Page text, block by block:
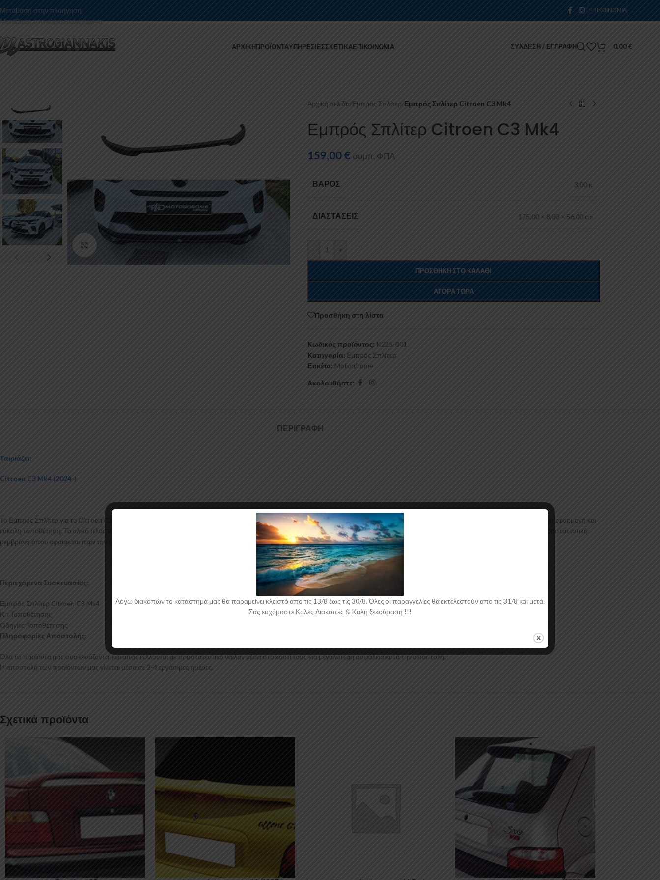
Μετάβαση στην πλοήγηση
Μετάβαση στο κύριο περιεχόμενο
ΕΠΙΚΟΙΝΩΝΊΑ
ΑΡΧΙΚΉΠΡΟΪΌΝΤΑΥΠΗΡΕΣΊΕΣΣΧΕΤΙΚΆΕΠΙΚΟΙΝΩΝΊΑ ΣΎΝΔΕΣΗ / ΕΓΓΡΑΦΉ 0,00€
Κάντε κλικ για μεγέθυνση
Αρχική σελίδα/Εμπρός Σπλίτερ/Εμπρός Σπλίτερ Citroen C3 Mk4
Εμπρός Σπλίτερ Citroen C3 Mk4
159,00€ συμπ. ΦΠΑ
ΒΆΡΟΣ 3,00 κ.
ΔΙΑΣΤΆΣΕΙΣ 175,00 × 8,00 × 56,00 cm
- +
ΠΡΟΣΘΉΚΗ ΣΤΟ ΚΑΛΆΘΙ
ΑΓΟΡΆ ΤΏΡΑ
Προσθήκη στη λίστα
Κωδικός προϊόντος: K225-001
Κατηγορία: Εμπρός Σπλίτερ
Ετικέτα: Motordrome
Ακολουθήστε:
ΠΕΡΙΓΡΑΦΉ
Ταιριάζει:
Citroen C3 Mk4 (2024-)
Το Εμπρός Σπλίτερ για το Citroen C3 Mk4 κατασκευάζεται από ABS Πλαστικό υψηλής ποιότητας και αισθητικής σε μηχανές θερμοδιαμόρφωσης τελευταίας τεχνολογίας έχοντας άψογη εφαρμογή και
εύκολη τοποθέτηση. Το υλικό πλαστικού που χρησιμοποιείται για την δημιουργία προϊόντων έρχεται σε Μαύρο Γυαλιστερό χρώμα και με αντιχαρακτική επιφάνεια. Συνοδεύεται από προστατευτική
μεμβράνη όπου αφαιρείται πριν την τοποθέτηση.
Περιεχόμενα Συσκευασίας:
Εμπρός Σπλίτερ Citroen C3 Mk4
Κιτ Τοποθέτησης
Οδηγίες Τοποθέτησης
Πληροφορίες Αποστολής:
Όλα τα προϊόντα μας συσκευάζονται και αποστέλλονται με προστατευτικό νάιλον μέσα στο κουτί τους για μεγαλύτερη ασφάλεια κατά την αποστολή.
Η αποστολή των προϊόντων μας γίνεται μέσα σε 2-4 εργάσιμες ημέρες.
Σχετικά προϊόντα
Λόγω διακοπών το κατάστημά μας θα παραμείνει κλειστό απο τις 13/8 έως τις 30/8. Όλες οι παραγγελίες θα εκτελεστούν απο τις 31/8 και μετά.
Σας ευχόμαστε Καλές Διακοπές & Kαλή ξεκούραση !!!